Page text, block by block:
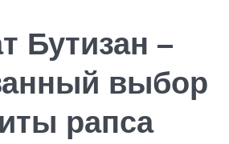
Бутизан –
выбор
рапса